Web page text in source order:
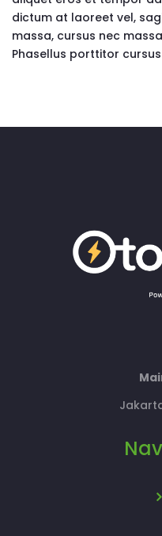
dictum at laoreet vel,
massa, cursus nec
Phasellus porttitor